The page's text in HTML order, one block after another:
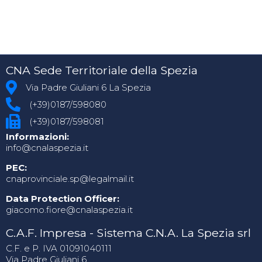
CNA Sede Territoriale della Spezia
Via Padre Giuliani 6 La Spezia
(+39)0187/598080
(+39)0187/598081
Informazioni:
info@cnalaspezia.it
PEC:
cnaprovinciale.sp@legalmail.it
Data Protection Officer:
giacomo.fiore@cnalaspezia.it
C.A.F. Impresa - Sistema C.N.A. La Spezia srl
C.F. e P. IVA 01091040111
Via Padre Giuliani 6